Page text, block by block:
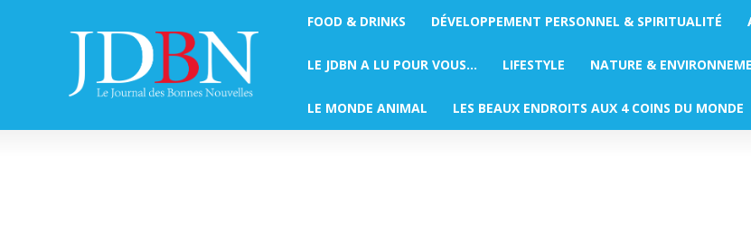
FOOD & DRINKS DÉVELOPPEMENT PERSONNEL & SPIRITUALITÉ
LE JDBN A LU POUR VOUS… LIFESTYLE NATURE &
LE MONDE ANIMAL LES BEAUX ENDROITS AUX 4 COINS DU MONDE